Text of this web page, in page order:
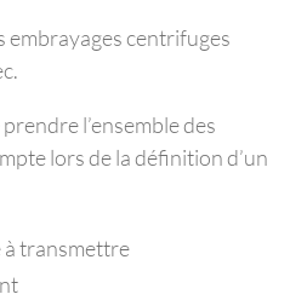
embrayages centrifuges
l’ensemble des
lors de la définition d’un
à transmettre